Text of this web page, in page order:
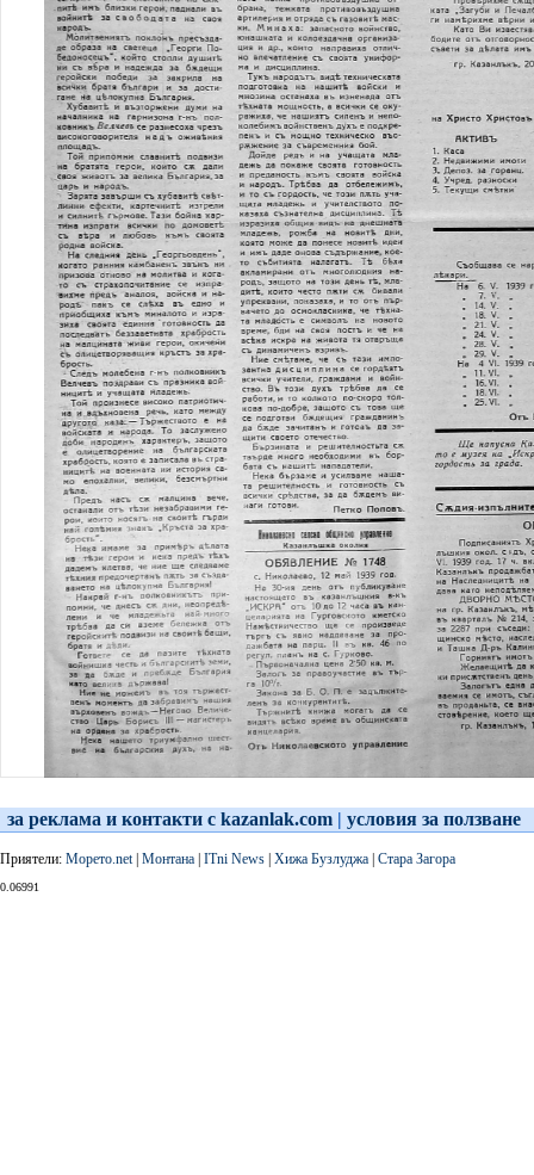
за реклама и контакти с kazanlak.com | условия за ползване
Приятели: Морето.net| Монтана ITni News Хижа Бузлуджа Стара Загора
0.06991